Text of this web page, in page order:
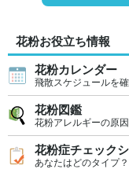
花粉お役立ち情報
花粉カレンダー
飛散スケジュールを
花粉図鑑
花粉アレルギーの原
花粉症チェック
あなたはどのタイプ